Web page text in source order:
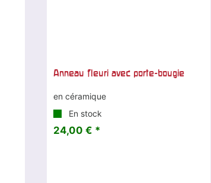
Anneau fleuri avec porte-bougie
en céramique
En stock
24,00 € *